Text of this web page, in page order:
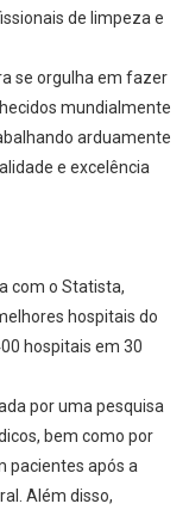
de limpeza e
se orgulha em fazer
mundialmente
arduamente
e excelência
com o Statista,
hospitais do
hospitais em 30
por uma pesquisa
bem como por
pacientes após a
Além disso,